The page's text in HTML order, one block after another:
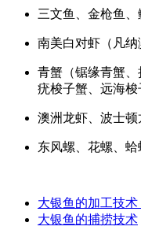
三文鱼、金枪鱼
南美白对虾（凡
青蟹（锯缘青蟹
疣梭子蟹、远海梭
澳洲龙虾、波士
东风螺、花螺、蛤
大银鱼的加工技术
大银鱼的捕捞技术